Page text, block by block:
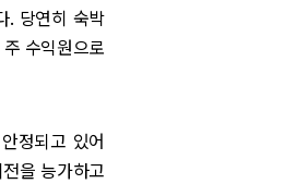
. 당연히 숙박
수익원으로
정되고 있어
을 능가하고